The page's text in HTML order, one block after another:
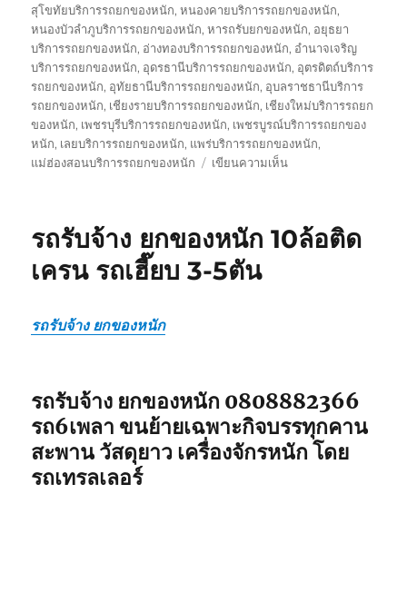
สุโขทัยบริการรถยกของหนัก,หนองคายบริการรถยกของหนัก,
หนองบัวลำภูบริการรถยกของหนัก,หารถรับยกของหนัก, อยุธยา
บริการรถยกของหนัก, อ่างทองบริการรถยกของหนัก, อำนาจเจริญ
บริการรถยกของหนัก, อุดรธานีบริการรถยกของหนัก, อุตรดิตถ์บริการ
รถยกของหนัก, อุทัยธานีบริการรถยกของหนัก, อุบลราชธานีบริการ
รถยกของหนัก, เชียงรายบริการรถยกของหนัก, เชียงใหม่บริการรถยก
ของหนัก, เพชรบุรีบริการรถยกของหนัก, เพชรบูรณ์บริการรถยกของ
หนัก, เลยบริการรถยกของหนัก, แพร่บริการรถยกของหนัก,
แม่ฮ่องสอนบริการรถยกของหนัก
เขียนความเห็นบน
ของ
3-
5ตัน
รถรับจ้าง ยกของหนัก 10ล้อติด
เครน รถเฮี๊ยบ 3-5ตัน
รถรับจ้าง ยกของหนัก
รถรับจ้าง ยกของหนัก 0808882366
รถ6เพลา ขนย้ายเฉพาะกิจบรรทุกคาน
สะพาน วัสดุยาว เครื่องจักรหนัก โดย
รถเทรลเลอร์